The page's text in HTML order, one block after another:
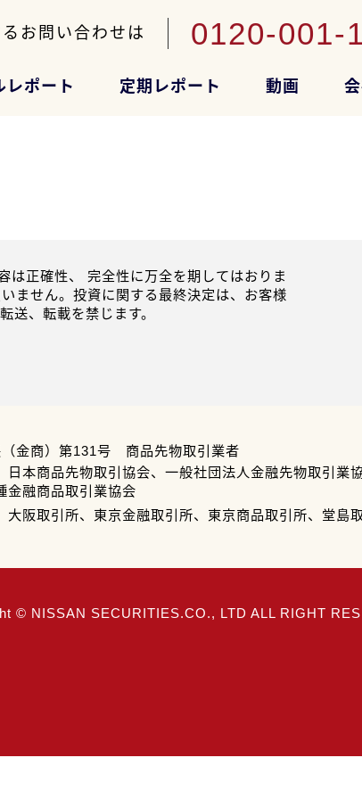
お問い合わせは 0120-001-
レポート 定期レポート 動画
は正確性、 完全性に万全を期してはおりま
ません。投資に関する最終決定は、お客様
送、転載を禁じます。
金商）第131号 商品先物取引業者
日本商品先物取引協会、一般社団法人金融先物取引業
金融商品取引業協会
大阪取引所、東京金融取引所、東京商品取引所、堂島
© NISSAN SECURITIES.CO., LTD ALL RIGHT